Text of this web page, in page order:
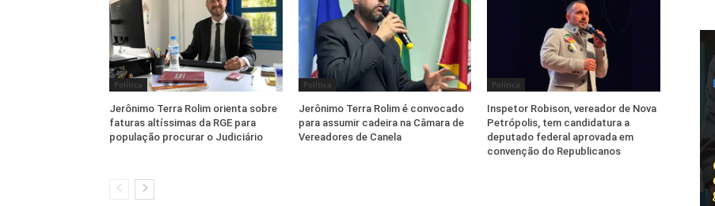
Política
Jerônimo Terra Rolim orienta sobre
faturas altíssimas da RGE para
população procurar o Judiciário
Política
Jerônimo Terra Rolim é convocado
para assumir cadeira na Câmara de
Vereadores de Canela
Política
Inspetor Robison, vereador de Nova
Petrópolis, tem candidatura a
deputado federal aprovada em
convenção do Republicanos